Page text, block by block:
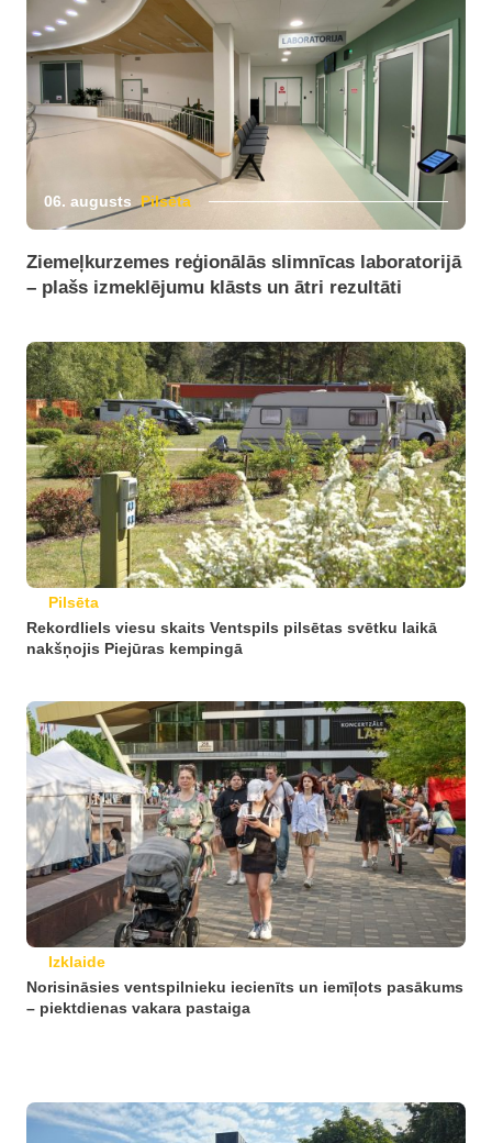
06. augusts Pilsēta
Ziemeļkurzemes reģionālās slimnīcas laboratorijā
– plašs izmeklējumu klāsts un ātri rezultāti
Pilsēta
Rekordliels viesu skaits Ventspils pilsētas svētku laikā
nakšņojis Piejūras kempingā
Izklaide
Norisināsies ventspilnieku iecienīts un iemīļots pasākums
– piektdienas vakara pastaiga